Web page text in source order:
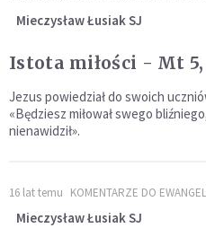
Mieczysław Łusiak SJ
Istota miłości - Mt 5,
Jezus powiedział do swoich
«Będziesz miłował swego
nienawidził».
16 lat temu KOMENTARZE DO
Mieczysław Łusiak SJ